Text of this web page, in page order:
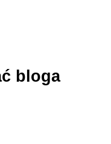
bloga